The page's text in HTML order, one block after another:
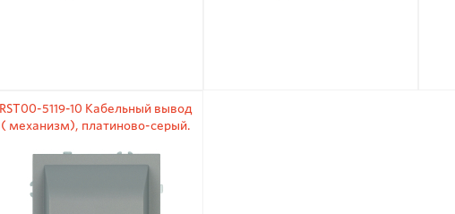
RST00-5119-10 Кабельный вывод
( механизм), платиново-серый.